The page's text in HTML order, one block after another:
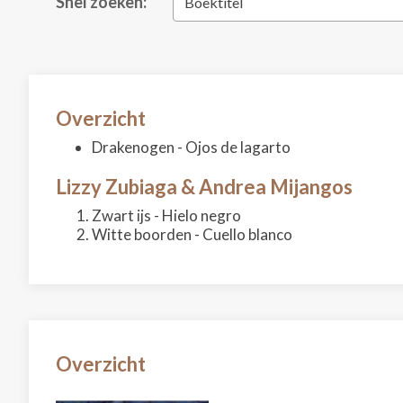
Overzicht
Drakenogen - Ojos de lagarto
Lizzy Zubiaga & Andrea Mijangos
Zwart ijs - Hielo negro
Witte boorden - Cuello blanco
Overzicht